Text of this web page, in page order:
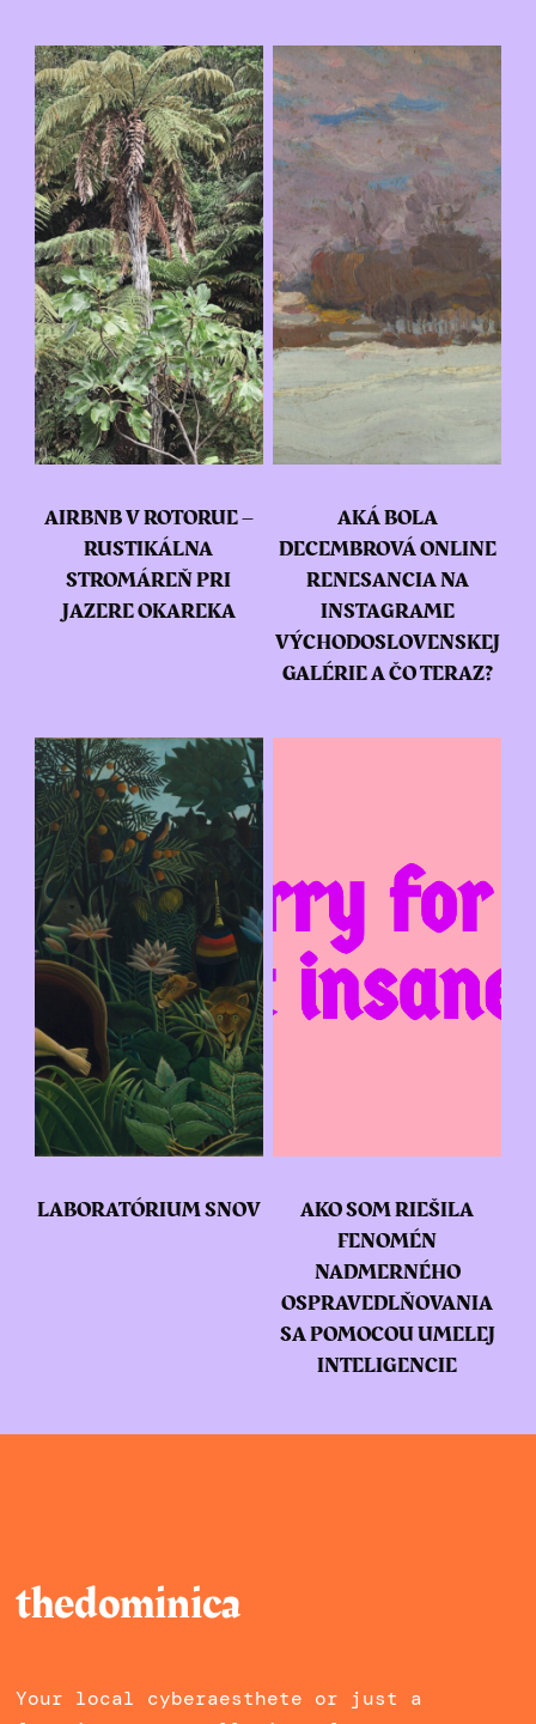
AIRBNB V ROTORUE –
RUSTIKÁLNA
STROMÁREŇ PRI
JAZERE OKAREKA
AKÁ BOLA
DECEMBROVÁ ONLINE
RENESANCIA NA
INSTAGRAME
VÝCHODOSLOVENSKEJ
GALÉRIE A ČO TERAZ?
LABORATÓRIUM SNOV
AKO SOM RIEŠILA
FENOMÉN
NADMERNÉHO
OSPRAVEDLŇOVANIA
SA POMOCOU UMELEJ
INTELIGENCIE
thedominica
Your local cyberaesthete or just a